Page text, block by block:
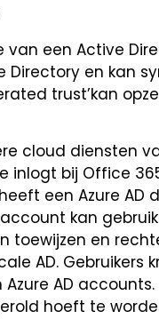
van een Active
Directory en kan
trust’kan
cloud diensten
bij Office
een Azure AD
kan
toewijzen en
AD.
AD
hoeft te